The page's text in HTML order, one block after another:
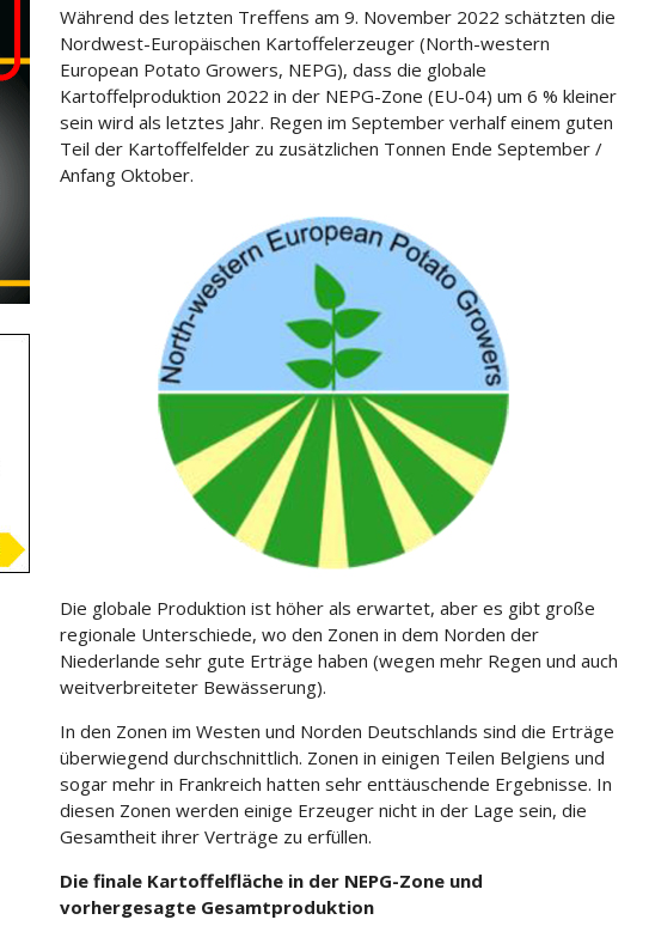
Während des letzten Treffens am 9. November 2022 schätzten die
Nordwest-Europäischen Kartoffelerzeuger (North-western
European Potato Growers, NEPG), dass die globale
Kartoffelproduktion 2022 in der NEPG-Zone (EU-04) um 6 % kleiner
sein wird als letztes Jahr. Regen im September verhalf einem guten
Teil der Kartoffelfelder zu zusätzlichen Tonnen Ende September /
Anfang Oktober.
Die globale Produktion ist höher als erwartet, aber es gibt große
regionale Unterschiede, wo den Zonen in dem Norden der
Niederlande sehr gute Erträge haben (wegen mehr Regen und auch
weitverbreiteter Bewässerung).
In den Zonen im Westen und Norden Deutschlands sind die Erträge
überwiegend durchschnittlich. Zonen in einigen Teilen Belgiens und
sogar mehr in Frankreich hatten sehr enttäuschende Ergebnisse. In
diesen Zonen werden einige Erzeuger nicht in der Lage sein, die
Gesamtheit ihrer Verträge zu erfüllen.
Die finale Kartoffelfläche in der NEPG-Zone und
vorhergesagte Gesamtproduktion